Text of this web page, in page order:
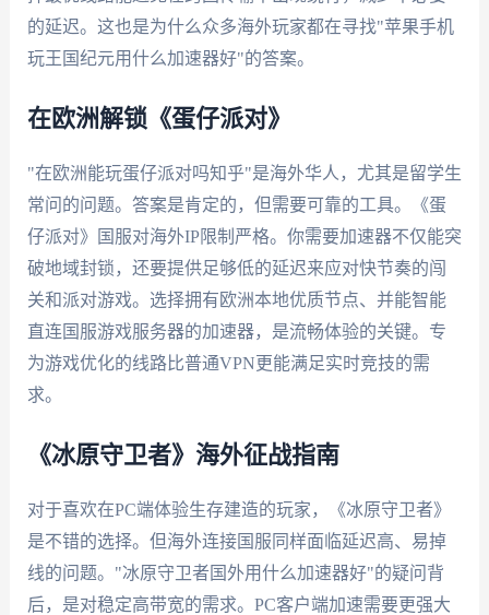
的延迟。这也是为什么众多海外玩家都在寻找"苹果手机
玩王国纪元用什么加速器好"的答案。
在欧洲解锁《蛋仔派对》
"在欧洲能玩蛋仔派对吗知乎"是海外华人，尤其是留学生
常问的问题。答案是肯定的，但需要可靠的工具。《蛋
仔派对》国服对海外IP限制严格。你需要加速器不仅能突
破地域封锁，还要提供足够低的延迟来应对快节奏的闯
关和派对游戏。选择拥有欧洲本地优质节点、并能智能
直连国服游戏服务器的加速器，是流畅体验的关键。专
为游戏优化的线路比普通VPN更能满足实时竞技的需
求。
《冰原守卫者》海外征战指南
对于喜欢在PC端体验生存建造的玩家，《冰原守卫者》
是不错的选择。但海外连接国服同样面临延迟高、易掉
线的问题。"冰原守卫者国外用什么加速器好"的疑问背
后，是对稳定高带宽的需求。PC客户端加速需要更强大